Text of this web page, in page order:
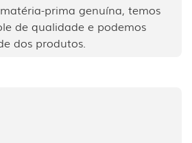
prima genuína, temos
de qualidade e podemos
dos produtos.